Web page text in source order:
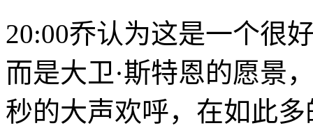
20:00乔认为这是一个很
而是大卫·斯特恩的愿景
秒的大声欢呼，在如此